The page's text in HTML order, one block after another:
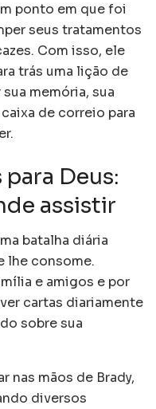
ponto em que foi
seus tratamentos
Com isso, ele
trás uma lição de
memória, sua
de correio para
Deus:
assistir
batalha diária
lhe consome.
e amigos e por
cartas diariamente
sobre sua
nas mãos de Brady,
diversos